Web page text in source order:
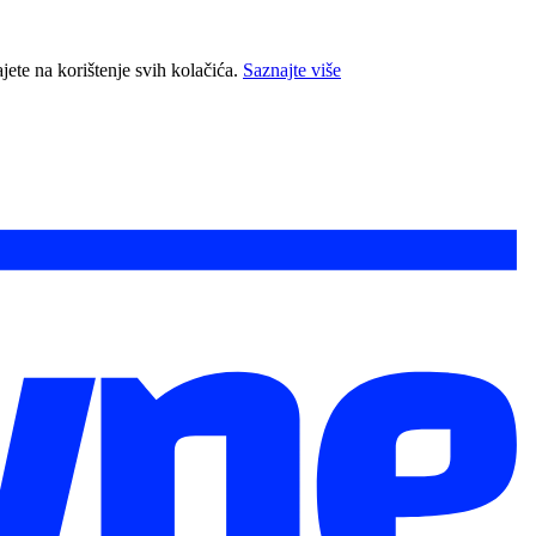
na korištenje svih kolačića. Saznajte više